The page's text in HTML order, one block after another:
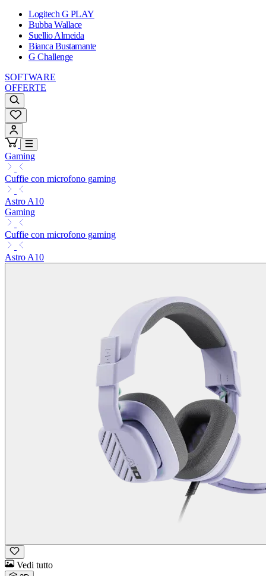
Logitech G PLAY
Bubba Wallace
Suellio Almeida
Bianca Bustamante
G Challenge
SOFTWARE
OFFERTE
Gaming
Cuffie con microfono gaming
Astro A10
Gaming
Cuffie con microfono gaming
Astro A10
Vedi tutto